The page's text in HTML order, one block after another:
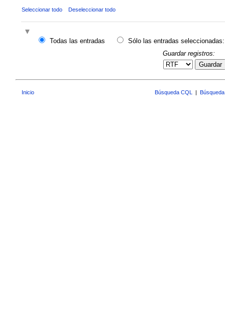
Seleccionar todo Deseleccionar todo
Todas las entradas
Sólo las entradas seleccionadas:
Guardar registros:
Guardar
Inicio Búsqueda CQL